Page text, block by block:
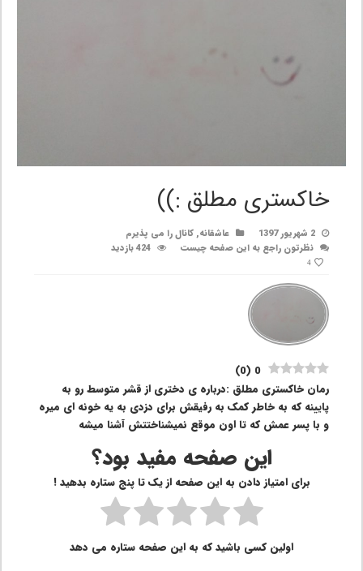
خاکستری مطلق :))
2 شهریور 1397 عاشقانه,کانال را می پذیرم
نظرتون راجع به این صفحه چیست
424 بازدید
4
0
(
0
)
رمان خاکستری مطلق :درباره ی دختری از قشر متوسط رو به
پایینه که به خاطر کمک به رفیقش برای دزدی به یه خونه ای میره
و با پسر عمش که تا اون موقع نمیشناختتش آشنا میشه
این صفحه مفید بود؟
برای امتیاز دادن به این صفحه از یک تا پنج ستاره بدهید !
اولین کسی باشید که به این صفحه ستاره می دهد